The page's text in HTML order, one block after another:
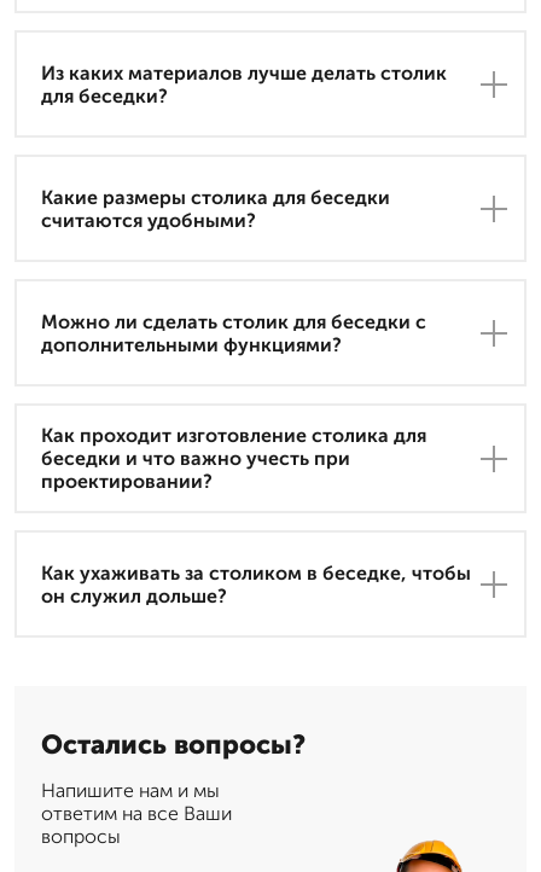
Из каких материалов лучше делать столик
для беседки?
Какие размеры столика для беседки
считаются удобными?
Можно ли сделать столик для беседки с
дополнительными функциями?
Как проходит изготовление столика для
беседки и что важно учесть при
проектировании?
Как ухаживать за столиком в беседке, чтобы
он служил дольше?
Остались вопросы?
Напишите нам и мы
ответим на все Ваши
вопросы